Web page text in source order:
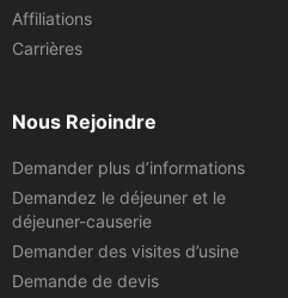
Affiliations
Carrières
Nous Rejoindre
Demander plus d’informations
Demandez le déjeuner et le
déjeuner-causerie
Demander des visites d’usine
Demande de devis